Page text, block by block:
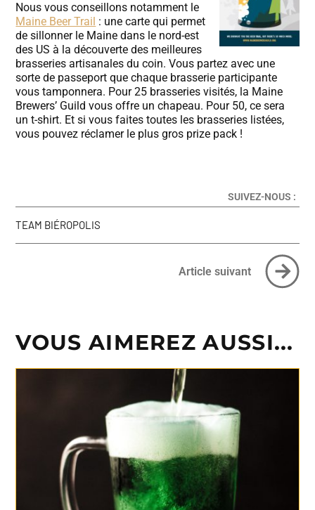
Nous vous conseillons notamment le
Maine Beer Trail : une carte qui permet
de sillonner le Maine dans le nord-est
des US à la découverte des meilleures
brasseries artisanales du coin. Vous partez avec une
sorte de passeport que chaque brasserie participante
vous tamponnera. Pour 25 brasseries visités, la Maine
Brewers’ Guild vous offre un chapeau. Pour 50, ce sera
un t-shirt. Et si vous faites toutes les brasseries listées,
vous pouvez réclamer le plus gros prize pack !
SUIVEZ-NOUS :
TEAM BIÉROPOLIS
Article suivant
VOUS AIMEREZ AUSSI...